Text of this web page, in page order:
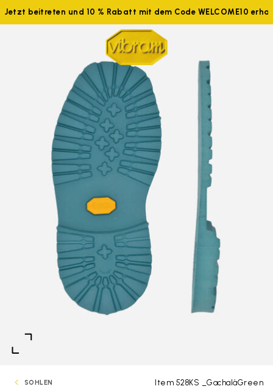
Jetzt beitreten und 10 % Rabatt mit dem Code WELCOME10
SOHLEN Item 528KS _GachalàGreen